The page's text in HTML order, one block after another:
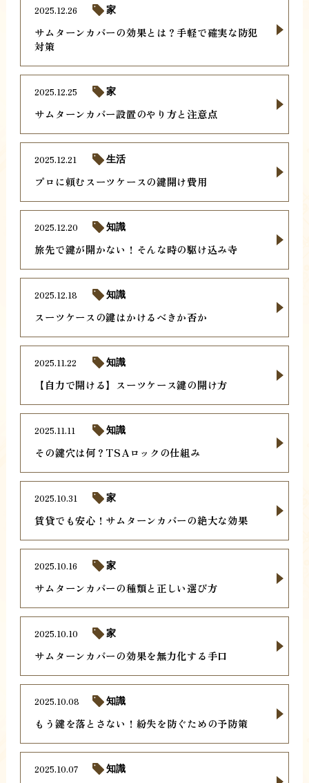
サムターンカバーの効果とは？手軽で確実な防犯
対策
2025.12.26 家
サムターンカバー設置のやり方と注意点
2025.12.25 家
プロに頼むスーツケースの鍵開け費用
2025.12.21 生活
旅先で鍵が開かない！そんな時の駆け込み寺
2025.12.20 知識
スーツケースの鍵はかけるべきか否か
2025.12.18 知識
【自力で開ける】スーツケース鍵の開け方
2025.11.22 知識
その鍵穴は何？TSAロックの仕組み
2025.11.11 知識
賃貸でも安心！サムターンカバーの絶大な効果
2025.10.31 家
サムターンカバーの種類と正しい選び方
2025.10.16 家
サムターンカバーの効果を無力化する手口
2025.10.10 家
もう鍵を落とさない！紛失を防ぐための予防策
2025.10.08 知識
2025.10.07 知識